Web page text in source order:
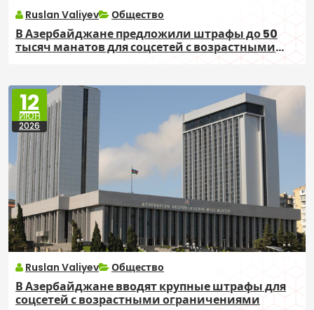
Ruslan Valiyev Общество
В Азербайджане предложили штрафы до 50
тысяч манатов для соцсетей с возрастными
12
ИЮН
2026
Ruslan Valiyev Общество
В Азербайджане вводят крупные штрафы для
соцсетей с возрастными ограничениями